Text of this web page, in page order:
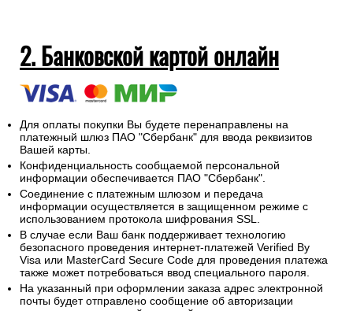
2. Банковской картой онлайн
Для оплаты покупки Вы будете перенаправлены на
платежный шлюз ПАО "Сбербанк" для ввода реквизитов
Вашей карты.
Конфиденциальность сообщаемой персональной
информации обеспечивается ПАО "Сбербанк".
Соединение с платежным шлюзом и передача
информации осуществляется в защищенном режиме с
использованием протокола шифрования SSL.
В случае если Ваш банк поддерживает технологию
безопасного проведения интернет-платежей Verified By
Visa или MasterCard Secure Code для проведения платежа